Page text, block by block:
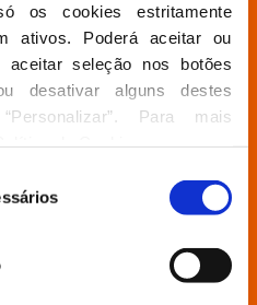
os cookies estritamente
ativos. Poderá aceitar ou
seleção nos botões
desativar alguns destes
Para mais
Livre